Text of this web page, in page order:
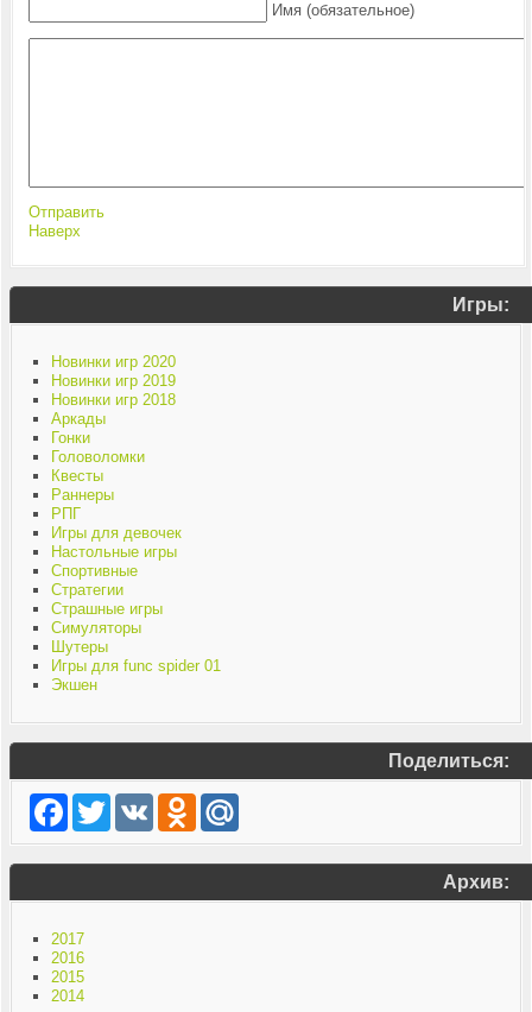
Имя (обязательное)
Отправить
Наверх
Игры:
Новинки игр 2020
Новинки игр 2019
Новинки игр 2018
Аркады
Гонки
Головоломки
Квесты
Раннеры
РПГ
Игры для девочек
Настольные игры
Спортивные
Стратегии
Страшные игры
Симуляторы
Шутеры
Игры для func spider 01
Экшен
Поделиться:
Facebook
TwitterVK Odnoklassniki
Mail.Ru
Архив:
2017
2016
2015
2014